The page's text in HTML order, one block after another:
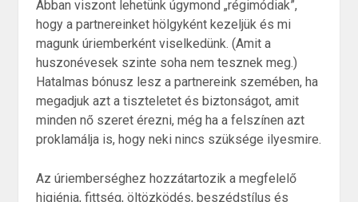
Abban viszont lehetünk úgymond „régimódiak”,
hogy a partnereinket hölgyként kezeljük és mi
magunk úriemberként viselkedünk. (Amit a
huszonévesek szinte soha nem tesznek meg.)
Hatalmas bónusz lesz a partnereink szemében, ha
megadjuk azt a tiszteletet és biztonságot, amit
minden nő szeret érezni, még ha a felszínen azt
proklamálja is, hogy neki nincs szüksége ilyesmire.
Az úriemberséghez hozzátartozik a megfelelő
higiénia, fittség, öltözködés, beszédstílus és